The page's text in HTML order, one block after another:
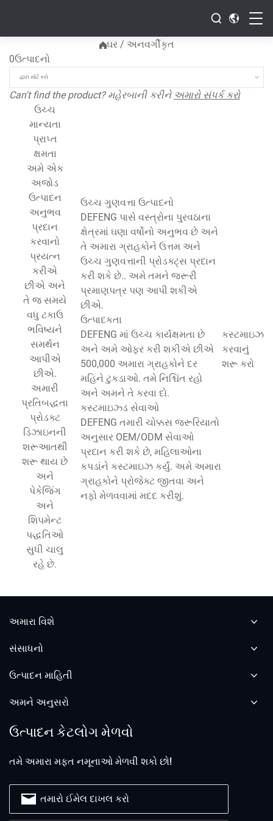
ઘર/ અનવર્ગીકૃત
0ઉત્પાદનો
Can't find the product? મહેરબાની કરીને અમારો સંપર્ક કરો
ઉચ્ચ
માન્યતા
પ્રાપ્ત
ક્ષમતા
અમે એક
અજોડ
ઉત્પાદન
અનુભવ
પ્રદાન
કરવાનો
પ્રયત્ન
કરીએ
છીએ અને
તે જ સમયે
વધુ ટકાઉ
ભવિષ્યને
સમર્થન
આપીએ
છીએ.
અમારી
પ્રતિબદ્ધતા
પ્રોડક્ટ
ડિઝાઇનની
શરૂઆતથી
શરૂ થાય છે
અને
પેકેજિંગ
અને
શિપમેન્ટ
પદ્ધતિઓ
સુધી ચાલુ
રહે છે.
ઉચ્ચ ગુણવત્તા ઉત્પાદનો
DEFENG પાસે વસ્ત્રોના પુરવઠાના
ક્ષેત્રમાં ઘણા વર્ષોનો અનુભવ છે અને
તે અમારા ગ્રાહકોને ઉત્તમ અને
ઉચ્ચ ગુણવત્તાની પ્રોડક્ટ્સ પ્રદાન
કરી શકે છે.. અમે તમને જરૂરી
પ્રમાણપત્ર પણ આપી શકીએ
છીએ.
ઉત્પાદકતા
DEFENG માં ઉચ્ચ કાર્યક્ષમતા છે
અને અમે ઓફર કરી શકીએ છીએ
500,000 અમારા ગ્રાહકોને દર
મહિને ટુકડાઓ. તમે નિશ્ચિંત રહો
અને અમને તે કરવા દો.
કસ્ટમાઇઝ્ડ સેવાઓ
DEFENG તમારી ચોક્કસ જરૂરિયાતો
અનુસાર OEM/ODM સેવાઓ
પ્રદાન કરી શકે છે, મહિલાઓના
કપડાંને કસ્ટમાઇઝ કર્યું. અમે અમારા
ગ્રાહકોને પ્રોજેક્ટ જીતવા અને
નફો મેળવવામાં મદદ કરીશું.
કસ્ટમાઇઝ
કરવાનું
શરૂ કરો
અમારા વિશે
સંસાધનો
ઉત્પાદન માહિતી
અમને અનુસરો
ઉત્પાદન કેટલોગ મેળવો
તમે અમારા મફત નમૂનાઓ મેળવી શકો છો!